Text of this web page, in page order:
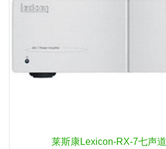
莱斯康Lexicon-RX-7七声